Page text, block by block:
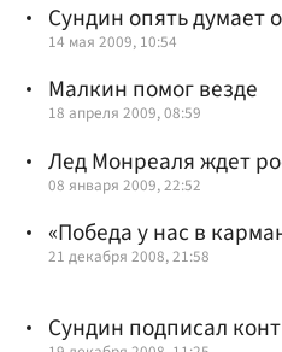
Сундин опять думает
14 мая 2009, 10:54
Малкин помог везде
18 апреля 2009, 08:59
Лед Монреаля ждет
08 января 2009, 22:52
«Победа у нас в
21 декабря 2008, 21:58
Сундин подписал